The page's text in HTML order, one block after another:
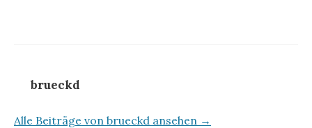
brueckd
Alle Beiträge von brueckd ansehen →